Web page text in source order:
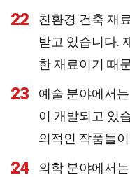
22
친환경 건축 재
받고 있습니다.
한 재료이기 때
23
예술 분야에서
이 개발되고 있
의적인 작품들
24
의학 분야에서